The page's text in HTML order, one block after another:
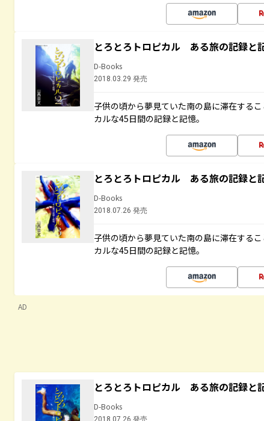
とろとろトロピカル ある旅の記録
D-Books
2018.03.29 発売
子供の頃から夢見ていた南の島に滞在する
カルな45日間の記録と記憶。
とろとろトロピカル ある旅の記録
D-Books
2018.07.26 発売
子供の頃から夢見ていた南の島に滞在する
カルな45日間の記録と記憶。
AD
とろとろトロピカル ある旅の記録
D-Books
2018.07.26 発売